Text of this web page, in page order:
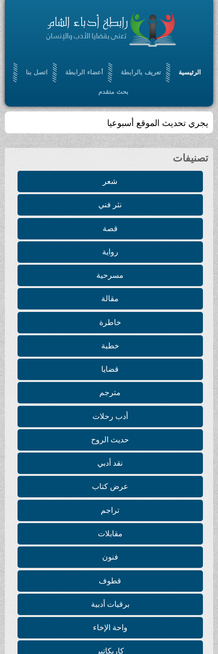
الرئيسية تعريف بالرابطة أعضاء الرابطة اتصل بنا
بحث متقدم
يجري تحديث الموقع أسبوعيا
تصنيفات
شعر
نثر فني
قصة
رواية
مسرحية
مقالة
خاطرة
خطبة
قضايا
مترجم
أدب رحلات
حديث الروح
نقد أدبي
عرض كتاب
تراجم
مقابلات
فنون
قطوف
برقيات أدبية
واحة الإخاء
كاريكاتير